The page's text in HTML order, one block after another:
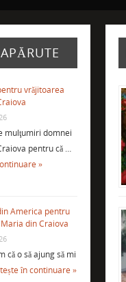
vrăjitoarea
mulţumiri domnei
pentru că …
»
America pentru
din Craiova
că o să ajung să mi
în continuare »